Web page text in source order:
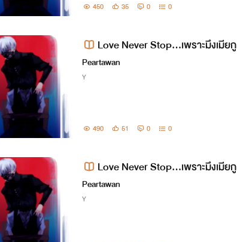
450 35 0 0
Love Never Stop...เพราะมึงเมียกู
Peartawan
Y
490 51 0 0
Love Never Stop...เพราะมึงเมียกู
Peartawan
Y